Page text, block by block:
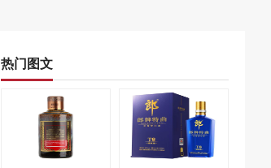
热门图文